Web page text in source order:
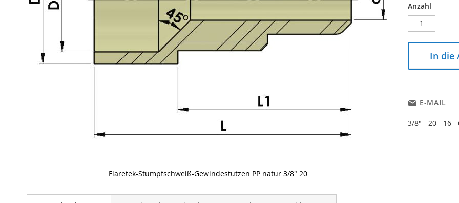
Anzahl
In die
E-MAIL
3/8" - 20 - 16 -
Flaretek-Stumpfschweiß-Gewindestutzen PP natur 3/8" 20
to